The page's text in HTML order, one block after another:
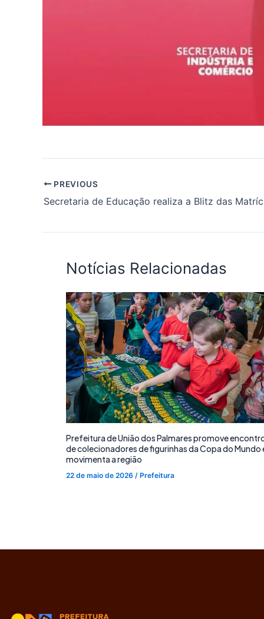
PREVIOUS
Secretaria de Educação realiza a Blitz das
Notícias Relacionadas
Prefeitura de União dos Palmares promove
de colecionadores de figurinhas da Copa do Mundo
movimenta a região
22 de maio de 2026 / Prefeitura